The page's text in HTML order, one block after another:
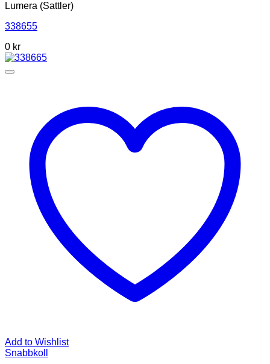
Lumera (Sattler)
338655
0 kr
Add to Wishlist
Snabbkoll